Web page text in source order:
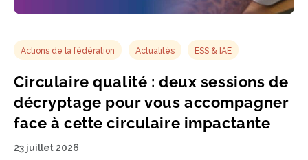
Actions de la fédération Actualités ESS & IAE
Circulaire qualité : deux sessions de
décryptage pour vous accompagner
face à cette circulaire impactante
23 juillet 2026